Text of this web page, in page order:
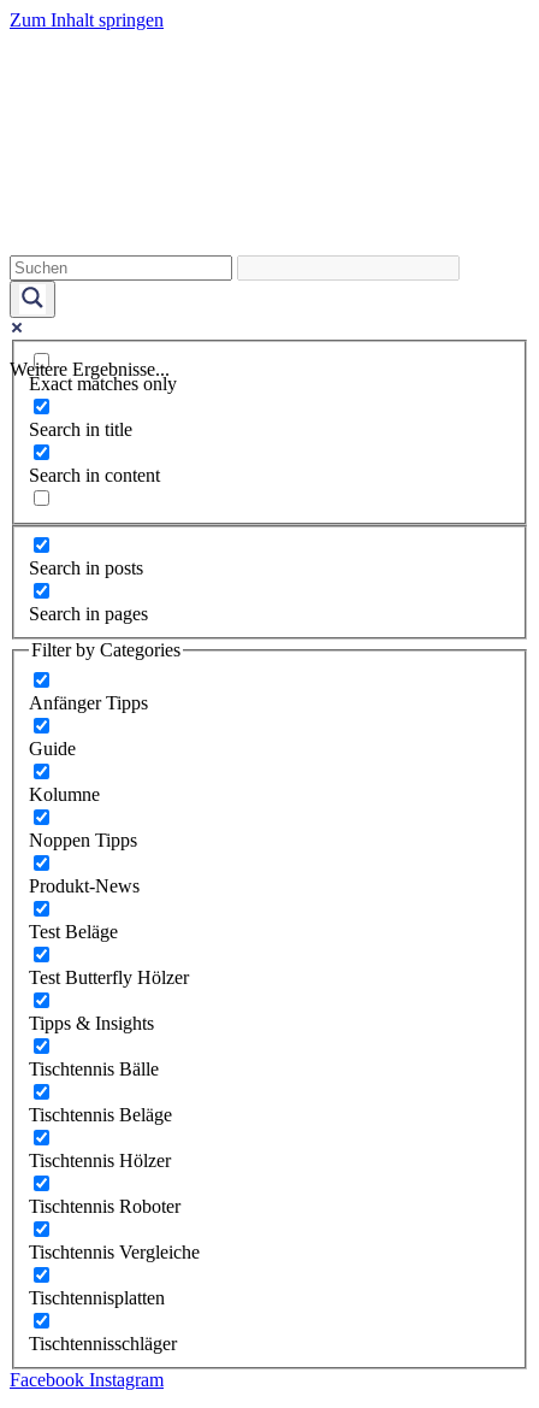
Zum Inhalt springen
Weitere Ergebnisse...
Exact matches only
Search in title
Search in content
Search in posts
Search in pages
Filter by Categories
Anfänger Tipps
Guide
Kolumne
Noppen Tipps
Produkt-News
Test Beläge
Test Butterfly Hölzer
Tipps & Insights
Tischtennis Bälle
Tischtennis Beläge
Tischtennis Hölzer
Tischtennis Roboter
Tischtennis Vergleiche
Tischtennisplatten
Tischtennisschläger
Facebook Instagram